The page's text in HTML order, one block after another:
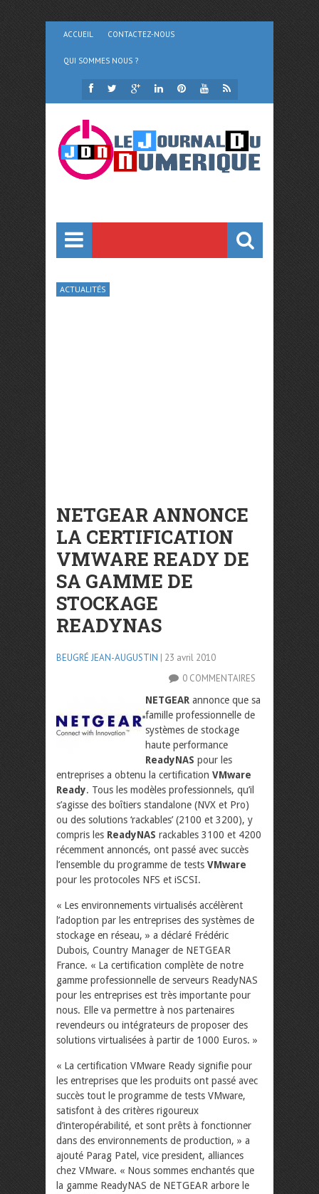
ACCUEIL CONTACTEZ-NOUS
QUI SOMMES NOUS ?
ACTUALITÉS
NETGEAR ANNONCE
LA CERTIFICATION
VMWARE READY DE
SA GAMME DE
STOCKAGE
READYNAS
BEUGRÉ JEAN-AUGUSTIN | 23 avril 2010
0 COMMENTAIRES
NETGEAR annonce que sa
famille professionnelle de
systèmes de stockage
haute performance
ReadyNAS pour les
entreprises a obtenu la certification VMware
Ready. Tous les modèles professionnels, qu’il
s’agisse des boîtiers standalone (NVX et Pro)
ou des solutions ‘rackables’ (2100 et 3200), y
compris les ReadyNAS rackables 3100 et 4200
récemment annoncés, ont passé avec succès
l’ensemble du programme de tests VMware
pour les protocoles NFS et iSCSI.
« Les environnements virtualisés accélèrent
l’adoption par les entreprises des systèmes de
stockage en réseau, » a déclaré Frédéric
Dubois, Country Manager de NETGEAR
France. « La certification complète de notre
gamme professionnelle de serveurs ReadyNAS
pour les entreprises est très importante pour
nous. Elle va permettre à nos partenaires
revendeurs ou intégrateurs de proposer des
solutions virtualisées à partir de 1000 Euros. »
« La certification VMware Ready signifie pour
les entreprises que les produits ont passé avec
succès tout le programme de tests VMware,
satisfont à des critères rigoureux
d’interopérabilité, et sont prêts à fonctionner
dans des environnements de production, » a
ajouté Parag Patel, vice president, alliances
chez VMware. « Nous sommes enchantés que
la gamme ReadyNAS de NETGEAR arbore le